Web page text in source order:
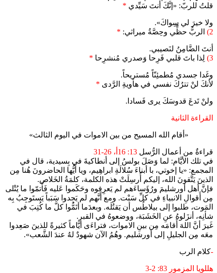
قلتُ للربّ: «إنَّكَ أنتَ سَيِّدي *
ولا خيرَ لي سِواكَ».
2)
الربُّ حظِّي وحِصَّةُ ميراثي: *
أنتَ الضَّامِنُ لنَصيبي.
3) لِذا باتَ قلبي فَرِحا وَصدري مُنشرِحا *
وغَدا جسدي مُطمئِنّاً مُستريحاً.
لأنكَ لنْ تترُكَ نفسي في هأويةِ الرَّدى *
ولنْ تَدعَ قدوسَكَ يرى فَسادا.
القراءة الثانية
«أقام الله المسيح من بين الاموات في اليوم الثالث»
قراءةٌ من أعمال الرُّسل 13: 16أ، 26-31
في تلك الأيَّام: لما وَصَلَ بولسُ إلى أنطاكيةَ في بِسيدية، قال في
المجمع: «يا إخوتي، با أبناءَ سُلالَةِ ابراهِيم، ويا أَيُّها الحاضرونَ هُنا مِن
الذينَ يَتَّقونَ الله، إليكم أُرسِلَتْ هذه الكلمة، كلمَةُ الخَلاص.
فإنَّ أهل أورشليمَ ورُؤَساءَهم لم يَعرِفوه وحَكَموا عَليه فَأَتمّوا ما يُتْلى
مِن أَقوالِ الانبياءِ في كلِّ سَبْت. ومع أَنَّهم لم يَجِدوا سَبَباً يَستَوجِبُ بِه
المَوت، طلبوا إلى بيلاطُس أن يَقتُلَه. وبعدَما أتَمُّوا كلَّ ما كُتِبَ في
شأنِه، أنزَلوهُ عنِ الخَشَبَة، ووضعوهُ في القبر.
غَيرَ أنَّ اللهَ أَقامَه مِن بينِ الاموات، فتراءَى أيَّاماً كثيرةً للذينَ صَعِدوا
معَه مِن الجليلِ إلى أورشليم. وهُمُ الآن شهودٌ لهُ عندَ الشَّعب».
-كلام الرب
هللويا المزمور 83: 2-3